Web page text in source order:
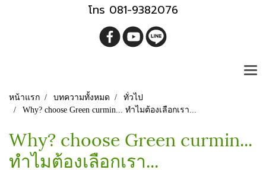
โทร 081-9382076
หน้าแรก บทความทั้งหมด
ทั่วไป
Why? choose Green curmin... ทำไมต้องเลือกเรา...
Why? choose Green curmin...
ทำไมต้องเลือกเรา...